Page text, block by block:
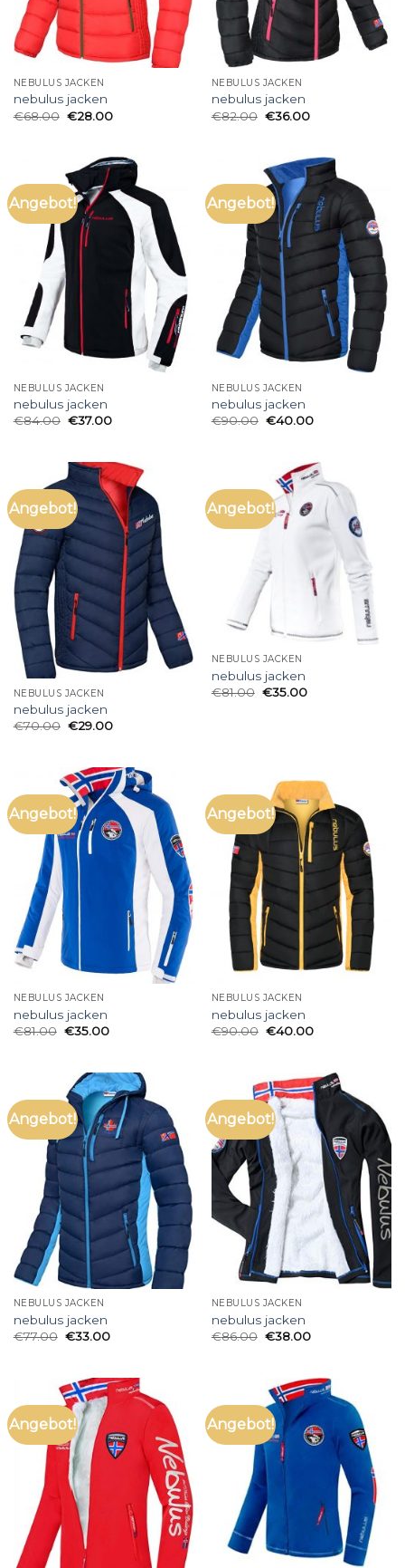
NEBULUS JACKEN
nebulus jacken
€68.00 €28.00
NEBULUS JACKEN
nebulus jacken
€82.00 €36.00
Angebot!
NEBULUS JACKEN
nebulus jacken
€84.00 €37.00
Angebot!
NEBULUS JACKEN
nebulus jacken
€90.00 €40.00
Angebot!
NEBULUS JACKEN
nebulus jacken
€70.00 €29.00
Angebot!
NEBULUS JACKEN
nebulus jacken
€81.00 €35.00
Angebot!
NEBULUS JACKEN
nebulus jacken
€81.00 €35.00
Angebot!
NEBULUS JACKEN
nebulus jacken
€90.00 €40.00
Angebot!
NEBULUS JACKEN
nebulus jacken
€77.00 €33.00
Angebot!
NEBULUS JACKEN
nebulus jacken
€86.00 €38.00
Angebot! Angebot!